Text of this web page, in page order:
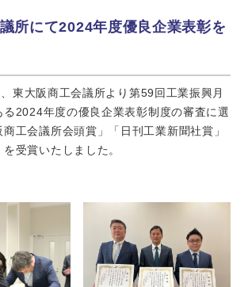
所にて2024年度優良企業表彰を
東大阪商工会議所より第59回工業振興月
る2024年度の優良企業表彰制度の審査に選
工会議所会頭賞」「日刊工業新聞社賞」
を受賞いたしました。